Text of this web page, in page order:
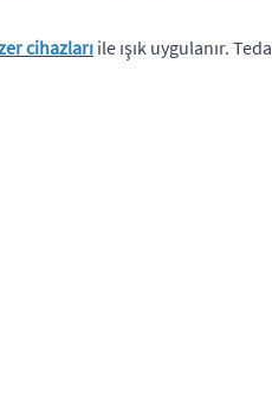
cihazları ile ışık uygulanır.